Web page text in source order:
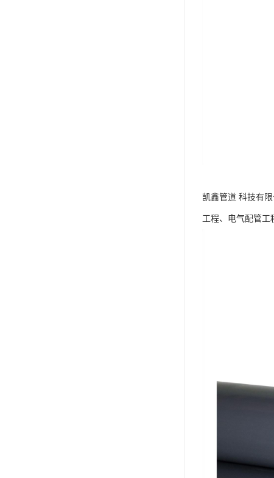
凯鑫管道 科技有
工程、电气配管工